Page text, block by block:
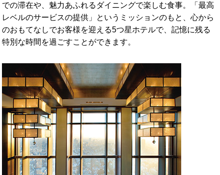
での滞在や、魅力あふれるダイニングで楽しむ食事。「最高
レベルのサービスの提供」というミッションのもと、心から
のおもてなしでお客様を迎える5つ星ホテルで、記憶に残る
特別な時間を過ごすことができます。